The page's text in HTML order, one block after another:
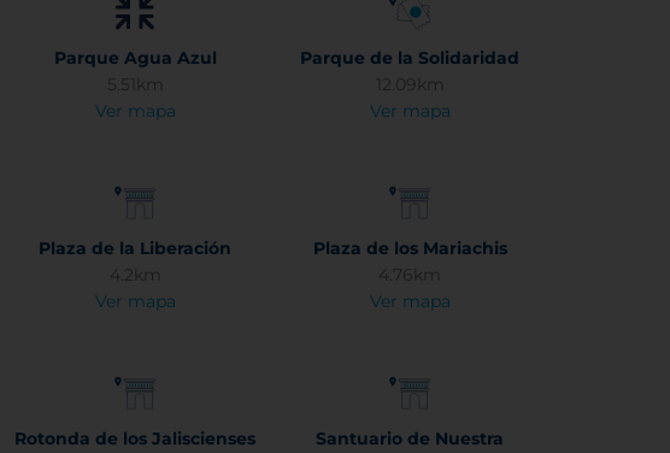
Parque Agua Azul
5.51km
Ver mapa
Parque de la Solidaridad
12.09km
Ver mapa
Plaza de la Liberación
4.2km
Ver mapa
Plaza de los Mariachis
4.76km
Ver mapa
Rotonda de los Jaliscienses
Santuario de Nuestra